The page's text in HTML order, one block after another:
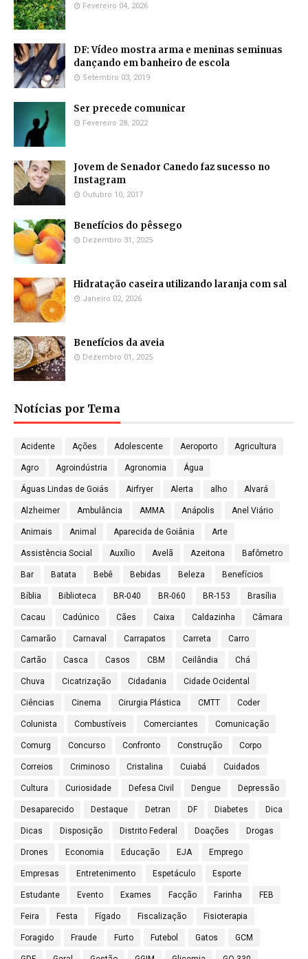
Fevereiro 04, 2026
DF: Vídeo mostra arma e meninas seminuas
dançando em banheiro de escola
Setembro 03, 2019
Ser precede comunicar
Fevereiro 28, 2022
Jovem de Senador Canedo faz sucesso no
Instagram
Outubro 10, 2017
Benefícios do pêssego
Dezembro 31, 2025
Hidratação caseira utilizando laranja com sal
Janeiro 02, 2026
Benefícios da aveia
Dezembro 01, 2025
Notícias por Tema
Acidente Ações Adolescente Aeroporto Agricultura
Agro Agroindústria Agronomia Água
Águas Lindas de Goiás Airfryer Alerta alho Alvará
Alzheimer Ambulância AMMA Anápolis Anel Viário
Animais Animal Aparecida de Goiânia Arte
Assistência Social Auxílio Avelã Azeitona Bafômetro
Bar Batata Bebê Bebidas Beleza Benefícios
Bíblia Biblioteca BR-040 BR-060 BR-153 Brasília
Cacau Cadúnico Cães Caixa Caldazinha Câmara
Camarão Carnaval Carrapatos Carreta Carro
Cartão Casca Casos CBM Ceilândia Chá
Chuva Cicatrização Cidadania Cidade Ocidental
Ciências Cinema Cirurgia Plástica CMTT Coder
Colunista Combustíveis Comerciantes Comunicação
Comurg Concurso Confronto Construção Corpo
Correios Criminoso Cristalina Cuiabá Cuidados
Cultura Curiosidade Defesa Civil Dengue Depressão
Desaparecido Destaque Detran DF Diabetes Dica
Dicas Disposição Distrito Federal Doações Drogas
Drones Economia Educação EJA Emprego
Empresas Entretenimento Espetáculo Esporte
Estudante Evento Exames Facção Farinha FEB
Feira Festa Fígado Fiscalização Fisioterapia
Foragido Fraude Furto Futebol Gatos GCM